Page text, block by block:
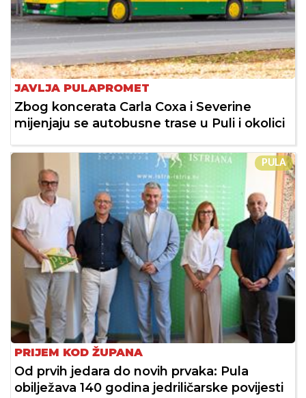
JAVLJA PULAPROMET
Zbog koncerata Carla Coxa i Severine
mijenjaju se autobusne trase u Puli i okolici
PULA
PRIJEM KOD ŽUPANA
Od prvih jedara do novih prvaka: Pula
obilježava 140 godina jedriličarske povijesti